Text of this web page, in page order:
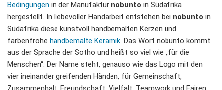
Bedingungen in der Manufaktur nobunto in Südafrika
hergestellt. In liebevoller Handarbeit entstehen bei nobunto in
Südafrika diese kunstvoll handbemalten Kerzen und
farbenfrohe handbemalte Keramik. Das Wort nobunto kommt
aus der Sprache der Sotho und heißt so viel wie „für die
Menschen“. Der Name steht, genauso wie das Logo mit den
vier ineinander greifenden Händen, für Gemeinschaft,
Zusammenhalt, Freundschaft, Vielfalt, Teamwork und Fairen